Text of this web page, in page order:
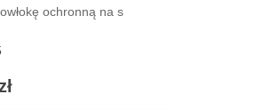
ochronną na s